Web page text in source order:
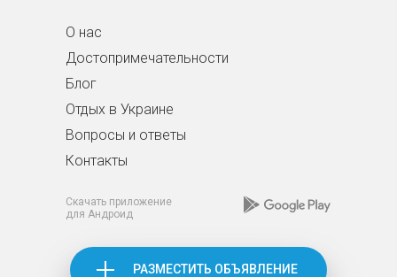
О нас
Достопримечательности
Блог
Отдых в Украине
Вопросы и ответы
Контакты
Скачать приложение
для Андроид
РАЗМЕСТИТЬ ОБЪЯВЛЕНИЕ